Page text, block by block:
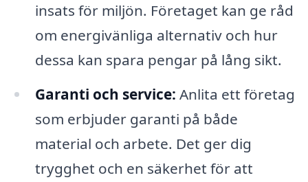
insats för miljön. Företaget kan ge råd
om energivänliga alternativ och hur
dessa kan spara pengar på lång sikt.
Garanti och service: Anlita ett företag
som erbjuder garanti på både
material och arbete. Det ger dig
trygghet och en säkerhet för att